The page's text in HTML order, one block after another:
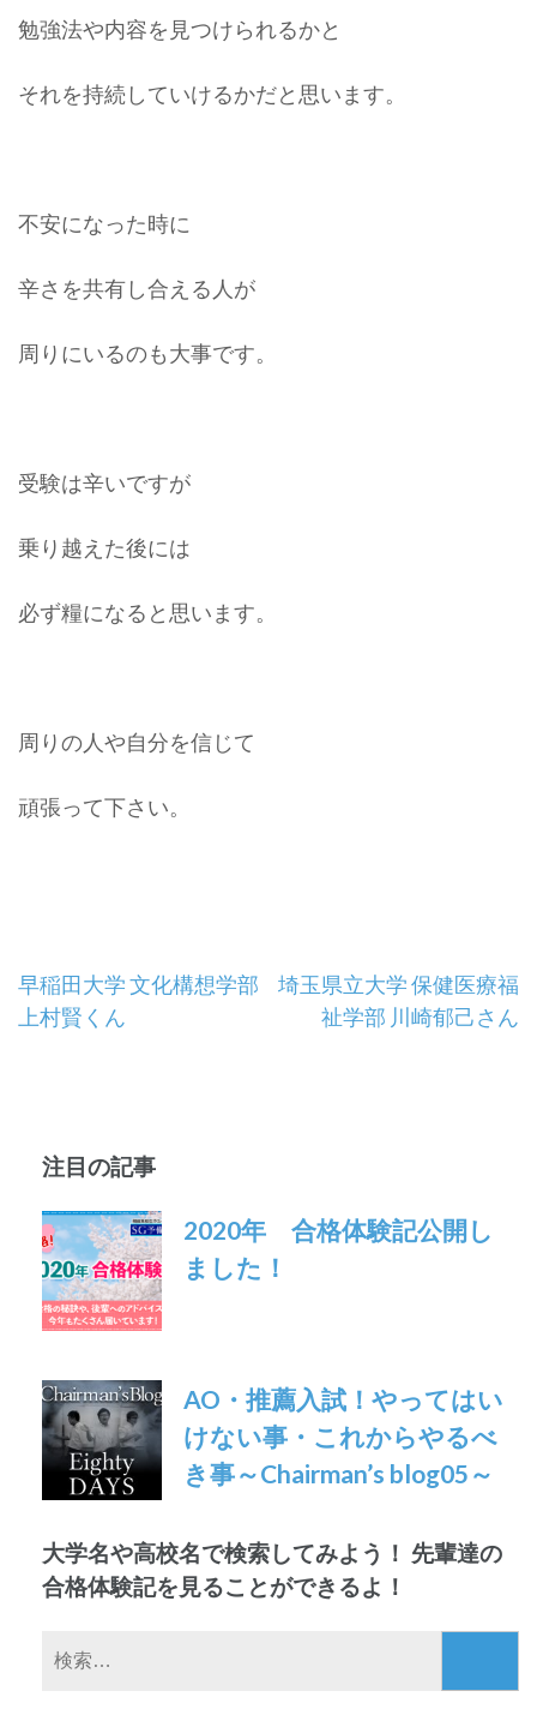
勉強法や内容を見つけられるかと
それを持続していけるかだと思います。
不安になった時に
辛さを共有し合える人が
周りにいるのも大事です。
受験は辛いですが
乗り越えた後には
必ず糧になると思います。
周りの人や自分を信じて
頑張って下さい。
投
稿
ゲ
ー
シ
ョ
ン
早稲田大学 文化構想学部
上村賢くん
埼玉県立大学 保健医療福
祉学部 川崎郁己さん
注目の記事
2020年 合格体験記公開し
ました！
AO・推薦入試！やってはい
けない事・これからやるべ
き事～Chairman’s blog05～
大学名や高校名で検索してみよう！ 先輩達の
合格体験記を見ることができるよ！